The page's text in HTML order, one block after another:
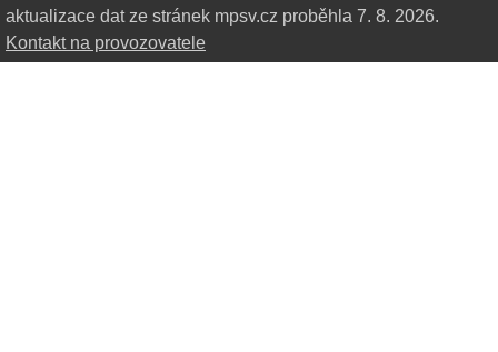
aktualizace dat ze stránek mpsv.cz proběhla 7. 8. 2026.
Kontakt na provozovatele